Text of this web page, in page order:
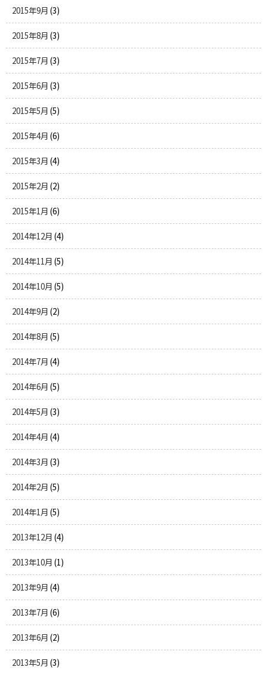
2015年9月 (3)
2015年8月 (3)
2015年7月 (3)
2015年6月 (3)
2015年5月 (5)
2015年4月 (6)
2015年3月 (4)
2015年2月 (2)
2015年1月 (6)
2014年12月 (4)
2014年11月 (5)
2014年10月 (5)
2014年9月 (2)
2014年8月 (5)
2014年7月 (4)
2014年6月 (5)
2014年5月 (3)
2014年4月 (4)
2014年3月 (3)
2014年2月 (5)
2014年1月 (5)
2013年12月 (4)
2013年10月 (1)
2013年9月 (4)
2013年7月 (6)
2013年6月 (2)
2013年5月 (3)